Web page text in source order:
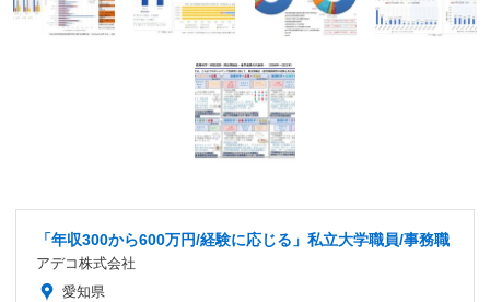
「年収300から600万円/経験に応じる」私立大学職員/事務職
アデコ株式会社
愛知県